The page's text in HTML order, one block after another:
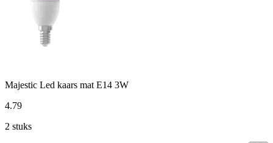
Majestic Led kaars mat E14 3W
4.79
2 stuks